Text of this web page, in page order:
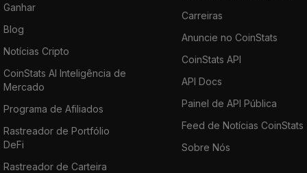
Ganhar
Blog
Notícias Cripto
CoinStats AI Inteligência de
Mercado
Programa de Afiliados
Rastreador de Portfólio
DeFi
Rastreador de Carteira
Carreiras
Anuncie no CoinStats
CoinStats API
API Docs
Painel de API Pública
Feed de Notícias CoinStats
Sobre Nós